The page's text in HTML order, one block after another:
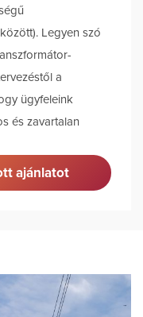
Legyen szó
a
ügyfeleink
és zavartalan
ajánlatot